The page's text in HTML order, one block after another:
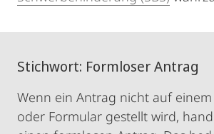
Stichwort: Formloser Antrag
Wenn ein Antrag nicht auf
oder Formular gestellt wird,